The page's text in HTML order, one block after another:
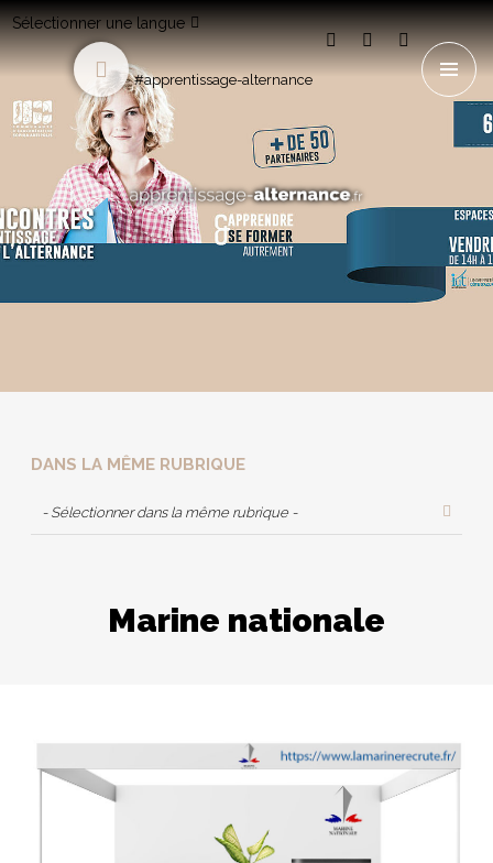
Sélectionner une langue
#apprentissage-alternance
DANS LA MÊME RUBRIQUE
- Sélectionner dans la même rubrique -
Marine nationale